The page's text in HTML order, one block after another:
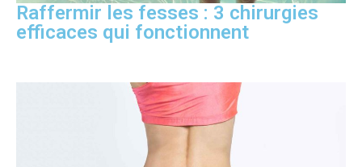
Raffermir les fesses : 3 chirurgies
efficaces qui fonctionnent